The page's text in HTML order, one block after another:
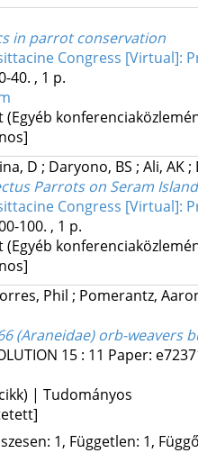
in parrot conservation
Congress [Virtual]:
40. , 1 p.
(Egyéb
D ; Daryono, BS ; Ali, AK;
Parrots on Seram
Congress [Virtual]:
100. , 1 p.
(Egyéb
Phil ; Pomerantz,
(Araneidae) orb-
15: 11 Paper:
| Tudományos
1, Független: 1,